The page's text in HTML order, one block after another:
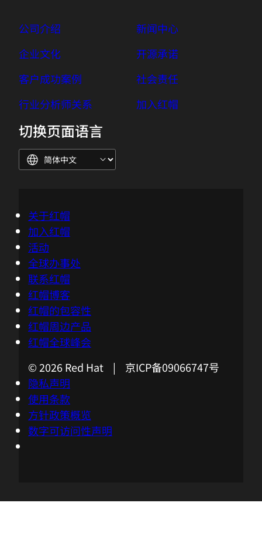
公司介绍
企业文化
客户成功案例
行业分析师关系
新闻中心
开源承诺
社会责任
加入红帽
切换页面语言
关于红帽
加入红帽
活动
全球办事处
联系红帽
红帽博客
红帽的包容性
红帽周边产品
红帽全球峰会
© 2026 Red Hat | 京ICP备09066747号
隐私声明
使用条款
方针政策概览
数字可访问性声明